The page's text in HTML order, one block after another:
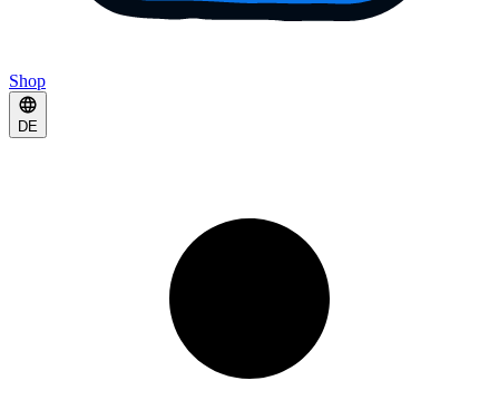
Shop
DE